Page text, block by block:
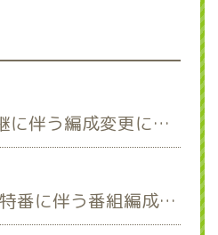
8/8のサッカー中継に伴う編成変更について
おいでんまつりの特番に伴う番組編成について